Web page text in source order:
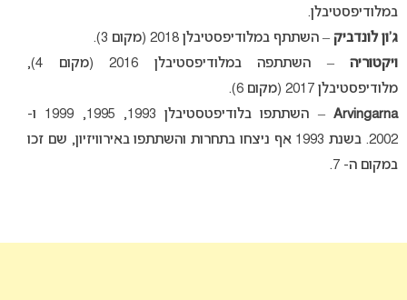
במלודיפסטיבלן.
ג’ון לונדביק – השתתף במלודיפסטיבלן 2018 (מקום 3).
ויקטוריה
– השתתפה במלודיפסטיבלן 2016 (מקום 4),
מלודיפסטיבלן 2017 (מקום 6).
Arvingarna
– השתתפו בלודיפטסטיבלן 1993, 1995, 1999 ו-
2002. בשנת 1993 אף ניצחו בתחרות והשתתפו באירוויזיון, שם זכו
במקום ה- 7.